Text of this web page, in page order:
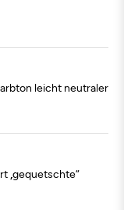
leicht neutraler
„gequetschte“